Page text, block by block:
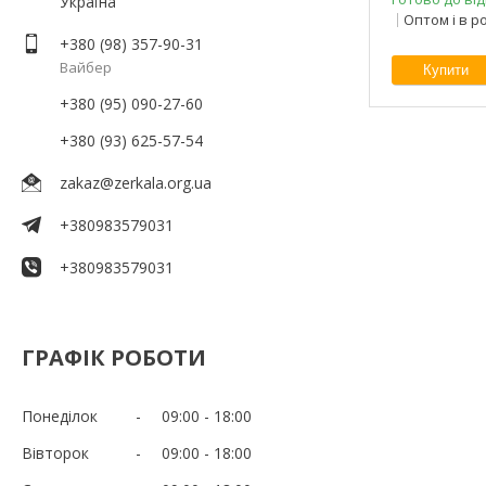
+380 (98) 357-90-31
Вайбер
+380 (95) 090-27-60
+380 (93) 625-57-54
zakaz@zerkala.org.ua
+380983579031
+380983579031
ГРАФІК РОБОТИ
Понеділок 09:00
18:00
Вівторок
09:00
18:00
Оптом і в
Купити